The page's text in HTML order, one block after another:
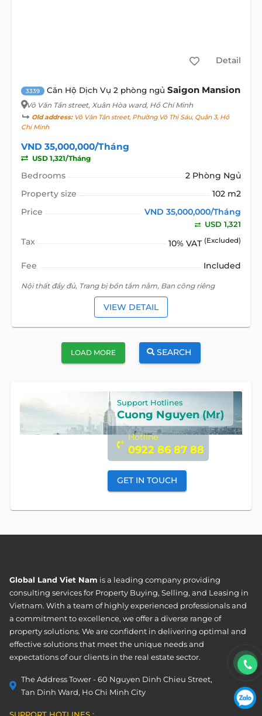
Detail
3339 Căn Hộ Dịch Vụ 2 phòng ngủ Saigon Mansion
Võ Văn Tần street, Xuân Hòa ward, Hồ Chí Minh
Old address:Võ Văn Tần street, Phường Võ Thị Sáu, Quận 3, Hồ
Chí Minh
VND 35,000,000/Tháng
USD 1,321/Tháng
Bedrooms
2 Phòng Ngủ
Property size
102 m2
Price
VND 35,000,000/Tháng
USD 1,321
Tax 10% VAT (Excluded)
Fee Included
Nội thất đầy đủ, Trang bị bồn tắm nằm, Ban công riêng
VIEW DETAIL
LOAD MORE SEARCH
Support Hotlines
Cuong Nguyen (Mr)
Hotline
0922 86 87 88
GET IN TOUCH
Global Land Viet Nam is a leading company providing
consulting services for Property Buying, Selling, and Leasing in
Vietnam. With a team of highly experienced professionals and
a commitment to excellence, we offer a diverse range of
property solutions. We are confident in delivering optimal and
effective solutions that meet the unique needs and
expectations of our clients in the real estate sector.
The Address Tower - 60 Nguyen Dinh Chieu Street,
Tan Dinh Ward, Ho Chi Minh City
SUPPORT HOTLINES :